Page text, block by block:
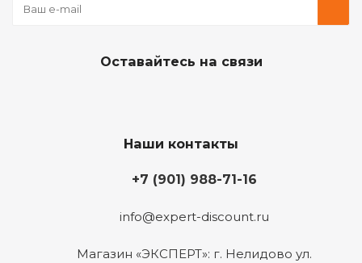
Оставайтесь на связи
Наши контакты
+7 (901) 988-71-16
info@expert-discount.ru
Магазин «ЭКСПЕРТ»: г. Нелидово ул.